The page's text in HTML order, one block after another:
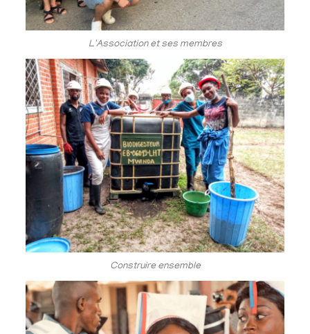
L'Association et ses membres
Construire ensemble